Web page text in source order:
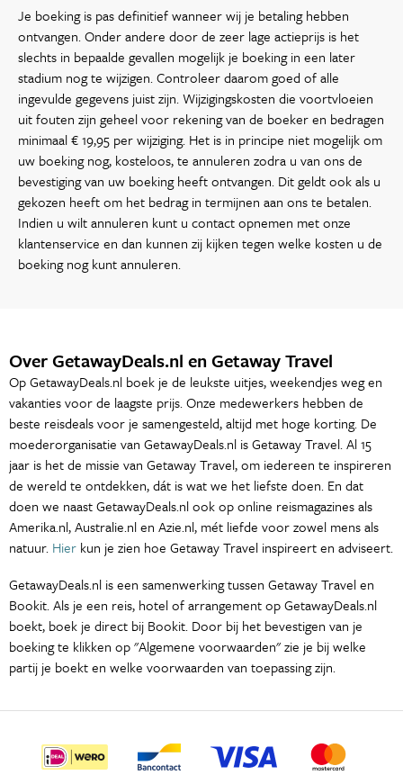
Je boeking is pas definitief wanneer wij je betaling hebben
ontvangen. Onder andere door de zeer lage actieprijs is het
slechts in bepaalde gevallen mogelijk je boeking in een later
stadium nog te wijzigen. Controleer daarom goed of alle
ingevulde gegevens juist zijn. Wijzigingskosten die voortvloeien
uit fouten zijn geheel voor rekening van de boeker en bedragen
minimaal € 19,95 per wijziging. Het is in principe niet mogelijk om
uw boeking nog, kosteloos, te annuleren zodra u van ons de
bevestiging van uw boeking heeft ontvangen. Dit geldt ook als u
gekozen heeft om het bedrag in termijnen aan ons te betalen.
Indien u wilt annuleren kunt u contact opnemen met onze
klantenservice en dan kunnen zij kijken tegen welke kosten u de
boeking nog kunt annuleren.
Over GetawayDeals.nl en Getaway Travel
Op GetawayDeals.nl boek je de leukste uitjes, weekendjes weg en
vakanties voor de laagste prijs. Onze medewerkers hebben de
beste reisdeals voor je samengesteld, altijd met hoge korting. De
moederorganisatie van GetawayDeals.nl is Getaway Travel. Al 15
jaar is het de missie van Getaway Travel, om iedereen te inspireren
de wereld te ontdekken, dát is wat we het liefste doen. En dat
doen we naast GetawayDeals.nl ook op online reismagazines als
Amerika.nl, Australie.nl en Azie.nl, mét liefde voor zowel mens als
natuur. Hier kun je zien hoe Getaway Travel inspireert en adviseert.
GetawayDeals.nl is een samenwerking tussen Getaway Travel en
Bookit. Als je een reis, hotel of arrangement op GetawayDeals.nl
boekt, boek je direct bij Bookit. Door bij het bevestigen van je
boeking te klikken op "Algemene voorwaarden" zie je bij welke
partij je boekt en welke voorwaarden van toepassing zijn.